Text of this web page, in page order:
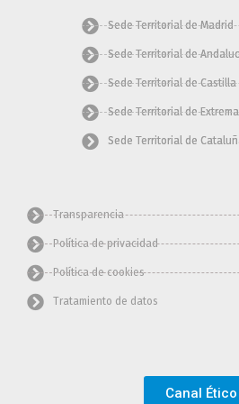
m
Sede Territorial de Madrid
Sede Territorial de
Sede Territorial de Castilla
Sede Territorial de
Sede Territorial de
Transparencia
Política de privacidad
Política de cookies
Tratamiento de datos
Canal Ético